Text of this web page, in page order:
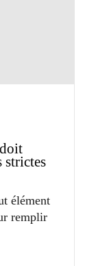
strictes
élément
remplir